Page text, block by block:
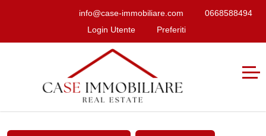
info@case-immobiliare.com
0668588494
Login Utente
Preferiti